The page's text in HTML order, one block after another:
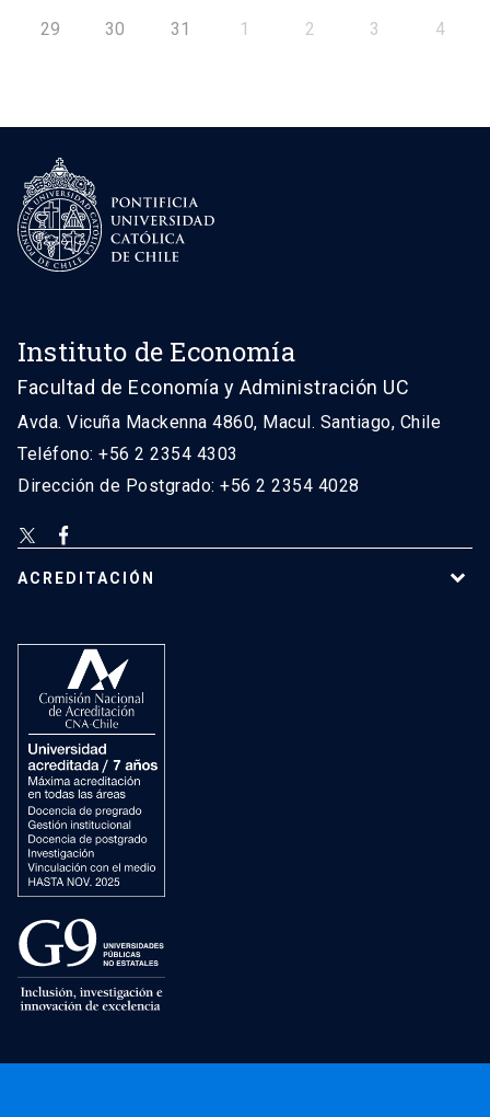
29 30 31 1 2 3 4
Instituto de Economía
Facultad de Economía y Administración UC
Avda. Vicuña Mackenna 4860, Macul. Santiago, Chile
Teléfono: +56 2 2354 4303
Dirección de Postgrado: +56 2 2354 4028
ACREDITACIÓN